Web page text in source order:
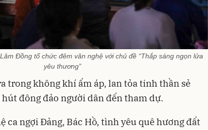
Đồng tổ chức đêm văn nghệ với chủ đề “Thắp sáng ngọn lửa
yêu thương”
trong không khí ấm áp, lan tỏa tinh thần sẻ
đông đảo người dân đến tham dự.
ca ngợi Đảng, Bác Hồ, tình yêu quê hương đất